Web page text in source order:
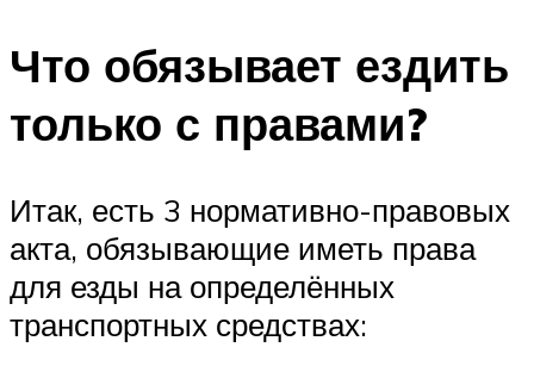
Что обязывает ездить
только с правами?
Итак, есть 3 нормативно-правовых
акта, обязывающие иметь права
для езды на определённых
транспортных средствах: